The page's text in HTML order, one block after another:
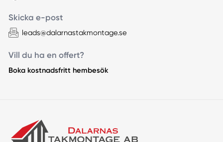
Skicka e-post
leads@dalarnastakmontage.se
Vill du ha en offert?
Boka kostnadsfritt hembesök